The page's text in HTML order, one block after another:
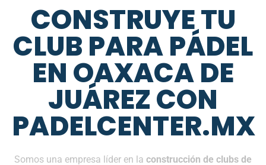
CONSTRUYE TU
CLUB PARA PÁDEL
EN OAXACA DE
JUÁREZ CON
PADELCENTER.MX
Somos una empresa líder en la construcción de clubs de